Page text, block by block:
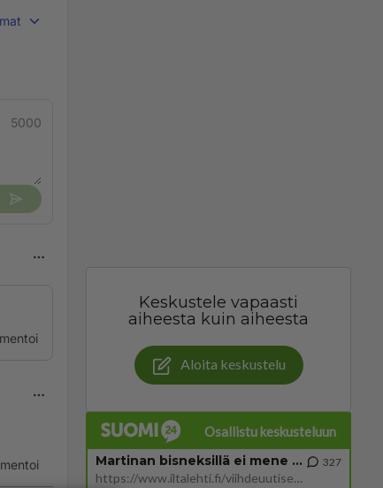
5000
Keskustele vapaasti
aiheesta kuin aiheesta
Aloita keskustelu
Osallistu keskusteluun
Martinan bisneksillä ei mene hyvin
https://www.iltalehti.fi/viihdeuutiset/a/c46da6ab-340f-4790-aaa7-0865eed2336 Yrityksen konkurssihakemus on tullut kärä
327